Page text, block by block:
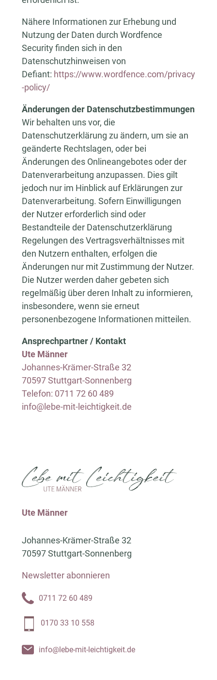
Nähere Informationen zur Erhebung und
Nutzung der Daten durch Wordfence
Security finden sich in den
Datenschutzhinweisen von
Defiant: https://www.wordfence.com/privacy
-policy/
Änderungen der Datenschutzbestimmungen
Wir behalten uns vor, die
Datenschutzerklärung zu ändern, um sie an
geänderte Rechtslagen, oder bei
Änderungen des Onlineangebotes oder der
Datenverarbeitung anzupassen. Dies gilt
jedoch nur im Hinblick auf Erklärungen zur
Datenverarbeitung. Sofern Einwilligungen
der Nutzer erforderlich sind oder
Bestandteile der Datenschutzerklärung
Regelungen des Vertragsverhältnisses mit
den Nutzern enthalten, erfolgen die
Änderungen nur mit Zustimmung der Nutzer.
Die Nutzer werden daher gebeten sich
regelmäßig über deren Inhalt zu informieren,
insbesondere, wenn sie erneut
personenbezogene Informationen mitteilen.
Ansprechpartner / Kontakt
Ute Männer
Johannes-Krämer-Straße 32
70597 Stuttgart-Sonnenberg
Telefon: 0711 72 60 489
info@lebe-mit-leichtigkeit.de
Ute Männer
Johannes-Krämer-Straße 32
70597 Stuttgart-Sonnenberg
Newsletter abonnieren
0711 72 60 489
0170 33 10 558
info@lebe-mit-leichtigkeit.de